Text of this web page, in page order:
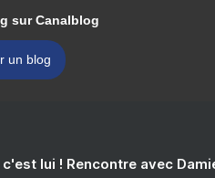
sur Canalblog
un blog
lui ! Rencontre avec